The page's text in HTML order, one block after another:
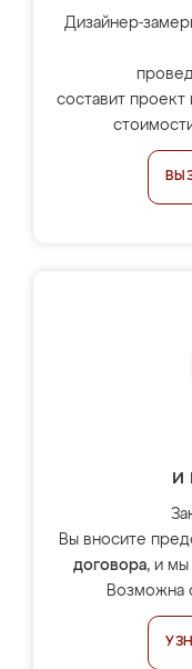
Дизайнер-
составит проект
и
Вы вносите
договора, и мы
Возможна